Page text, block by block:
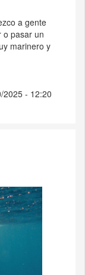
a gente
o pasar un
marinero y
2025 - 12:20